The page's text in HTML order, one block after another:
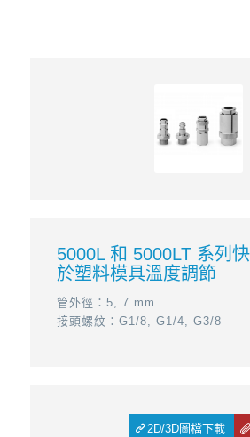
5000L 和 5000LT 系列
於塑料模具溫度調節
管外徑：5, 7 mm
接頭螺紋：G1/8, G1/4, G3/8
2D/3D圖檔下載